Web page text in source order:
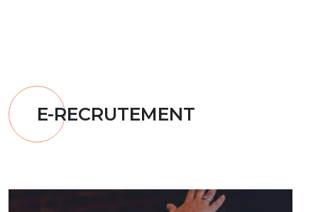
E-RECRUTEMENT